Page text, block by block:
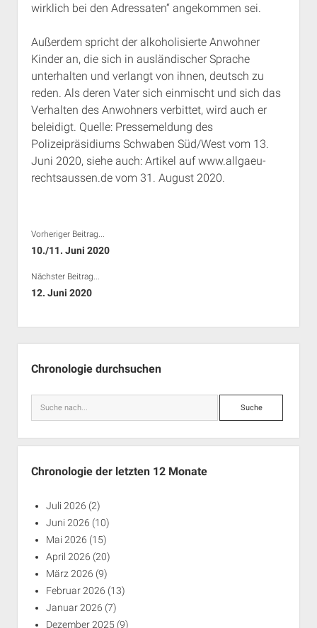
RSS-Feeds, Twitter & Facebook
Bibliothek
Kontakt & PGP-Key
wirklich bei den Adressaten“ angekommen sei.
Außerdem spricht der alkoholisierte Anwohner
Kinder an, die sich in ausländischer Sprache
unterhalten und verlangt von ihnen, deutsch zu
reden. Als deren Vater sich einmischt und sich das
Verhalten des Anwohners verbittet, wird auch er
beleidigt. Quelle: Pressemeldung des
Polizeipräsidiums Schwaben Süd/West vom 13.
Juni 2020, siehe auch: Artikel auf www.allgaeu-
rechtsaussen.de vom 31. August 2020.
Vorheriger Beitrag...
10./11. Juni 2020
Nächster Beitrag...
12. Juni 2020
Chronologie durchsuchen
Suche
Chronologie der letzten 12 Monate
Juli 2026 (2)
Juni 2026 (10)
Mai 2026 (15)
April 2026 (20)
März 2026 (9)
Februar 2026 (13)
Januar 2026 (7)
Dezember 2025 (9)